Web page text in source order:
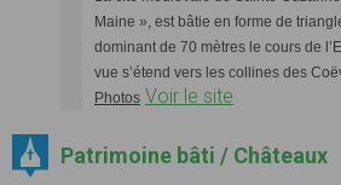
Maine », est bâtie en forme de
dominant de 70 mètres le cours de
vue s’étend vers les collines des
Photos Voir le site
Patrimoine bâti / Châteaux